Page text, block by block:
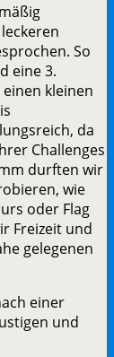
So
eine 3.
kleinen
da
Challenges
durften wir
wie
oder Flag
Freizeit und
gelegenen
einer
und